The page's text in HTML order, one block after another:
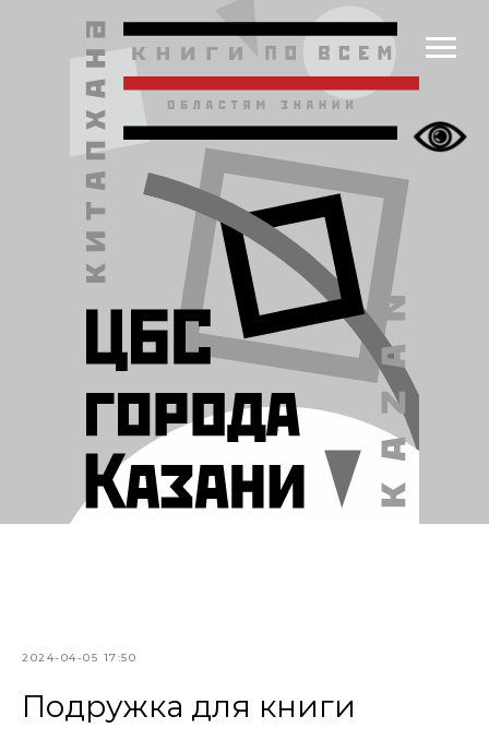
2024-04-05 17:50
Подружка для книги